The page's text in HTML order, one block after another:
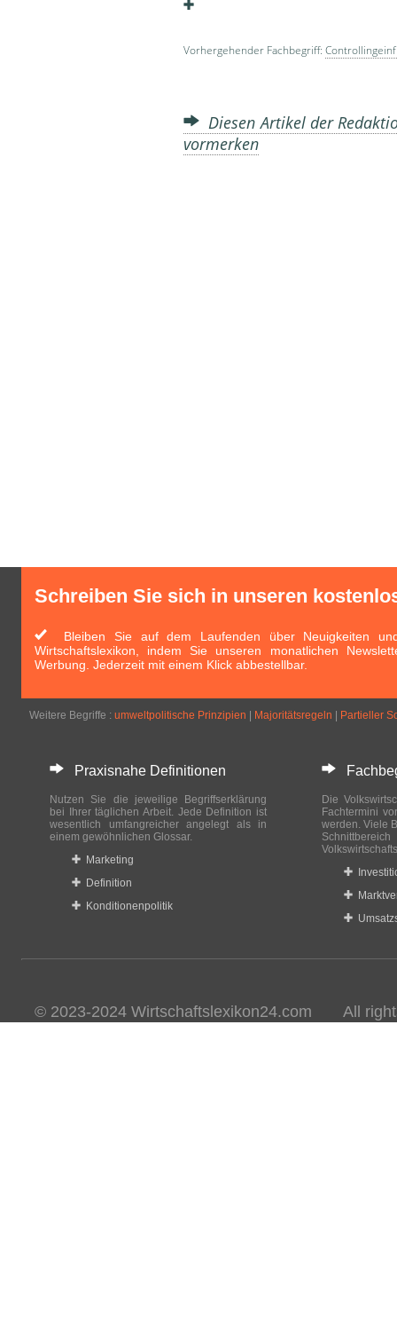
Vorhergehender Fachbegriff:
Diesen Artikel der
vormerken
Schreiben Sie sich in unseren
Bleiben Sie auf dem Laufenden über Neuigkeiten
Wirtschaftslexikon, indem Sie unseren monatlichen
Werbung. Jederzeit mit einem Klick abbestellbar.
Weitere Begriffe : umweltpolitische Prinzipien Majoritätsregeln Partieller
Praxisnahe Definitionen
Nutzen Sie die jeweilige Begriffserklärung
bei Ihrer täglichen Arbeit. Jede Definition ist
wesentlich umfangreicher angelegt als in
einem gewöhnlichen Glossar.
Marketing
Definition
Konditionenpolitik
Die
Fachtermini
werden. Viele
© 2023-2024 Wirtschaftslexikon24.com All